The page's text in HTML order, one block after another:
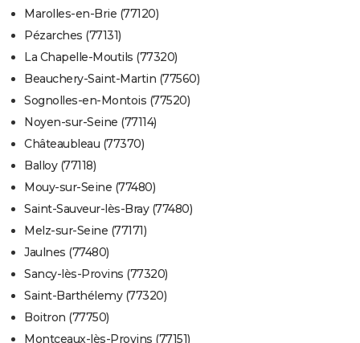
Marolles-en-Brie (77120)
Pézarches (77131)
La Chapelle-Moutils (77320)
Beauchery-Saint-Martin (77560)
Sognolles-en-Montois (77520)
Noyen-sur-Seine (77114)
Châteaubleau (77370)
Balloy (77118)
Mouy-sur-Seine (77480)
Saint-Sauveur-lès-Bray (77480)
Melz-sur-Seine (77171)
Jaulnes (77480)
Sancy-lès-Provins (77320)
Saint-Barthélemy (77320)
Boitron (77750)
Montceaux-lès-Provins (77151)